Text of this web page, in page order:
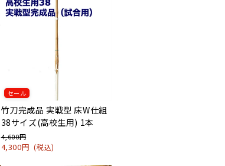
セール
竹刀完成品 実戦型 床W仕組
38サイズ(高校生用) 1本
4,600円
4,300円(税込)